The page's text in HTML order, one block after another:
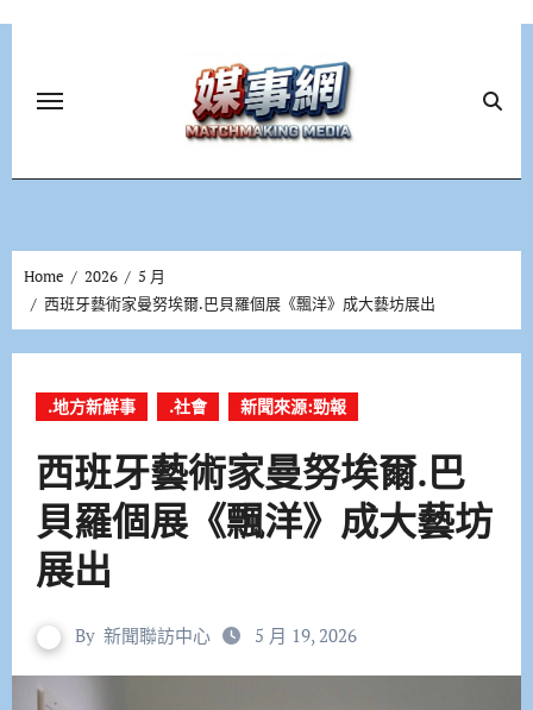
Home 2026
5 月
西班牙藝術家曼努埃爾.巴貝羅個展《飄洋》成大藝坊展出
.地方新鮮事 .社會 新聞來源:勁報
西班牙藝術家曼努埃爾.巴
貝羅個展《飄洋》成大藝坊
展出
By 新聞聯訪中心 5 月 19, 2026